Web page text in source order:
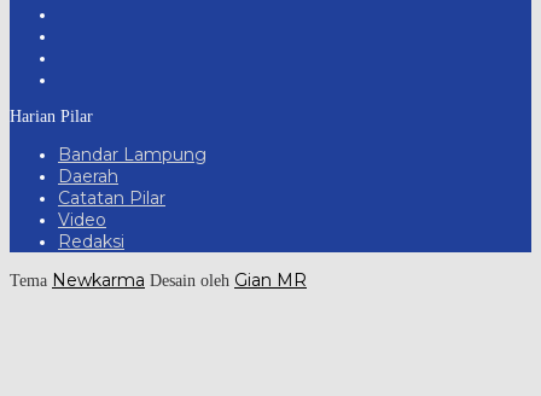
Harian Pilar
Bandar Lampung
Daerah
Catatan Pilar
Video
Redaksi
Tema Newkarma Desain oleh Gian MR